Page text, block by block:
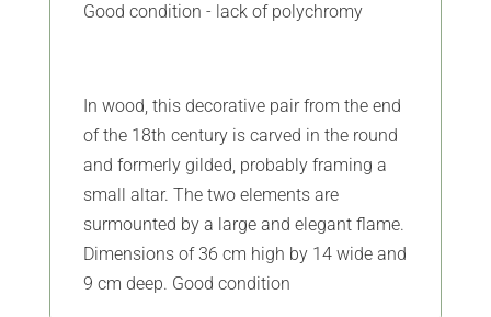
Good condition - lack of polychromy
In wood, this decorative pair from the end
of the 18th century is carved in the round
and formerly gilded, probably framing a
small altar. The two elements are
surmounted by a large and elegant flame.
Dimensions of 36 cm high by 14 wide and
9 cm deep. Good condition